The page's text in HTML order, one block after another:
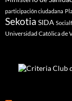
participación ciudadana
Sekotia SIDA
Universidad Católica de